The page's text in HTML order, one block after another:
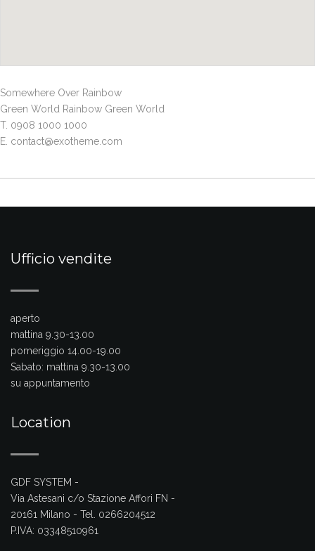
Somewhere Over Rainbow
Green World Rainbow Green World
T. 0908 1000 1000
E. contact@exotheme.com
Ufficio vendite
aperto
mattina 9.30-13.00
pomeriggio 14.00-19.00
Sabato: mattina 9.30-13.00
su appuntamento
Location
GDF SYSTEM -
Via Astesani c/o Stazione Affori FN -
20161 Milano - Tel. 0266204512
P.IVA: 03348510961